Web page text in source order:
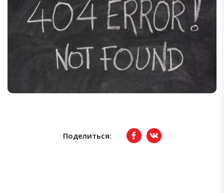
Поделиться: FacebookвКонтакте